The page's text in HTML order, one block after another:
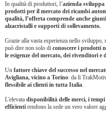
In qualità di produttori, l’azienda
prodotti per il mercato dei ricambi
qualità, l’offerta comprende anche
alzacristalli e supporti di sollevamento.
Grazie alla vasta esperienza nello
può dire non solo di conoscere i prodotti
le esigenze del mercato, dei rivenditori e
Un fattore chiave del successo nel
Avigliana, vicino a Torino: da lì
flessibile ai clienti in tutta Italia.
L'elevata disponibilità delle merci, i
efficienti rendono la sede un vero valore